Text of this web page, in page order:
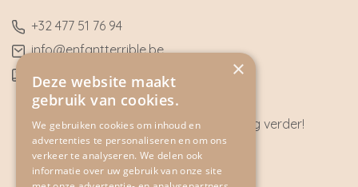
​+32 477 51 76 94
​info@enfantterrible.be
BE0636790746
Heeft u vragen? Wij helpen u graag verder!
CONTACT
×
Deze website maakt
gebruik van cookies.
We gebruiken cookies om inhoud en
advertenties te personaliseren en om ons
verkeer te analyseren. We delen ook
informatie over uw gebruik van onze site